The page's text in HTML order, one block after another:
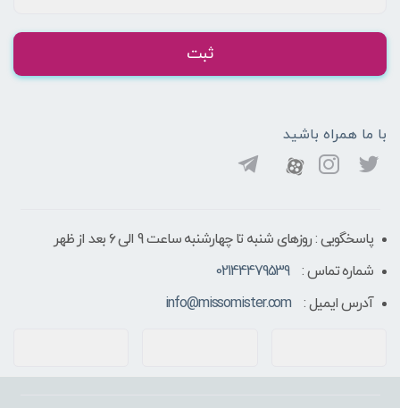
ثبت
با ما همراه باشید
پاسخگویی : روزهای شنبه تا چهارشنبه ساعت 9 الی ۶ بعد از ظهر
شماره تماس :
02144479539
آدرس ایمیل :
info@missomister.com